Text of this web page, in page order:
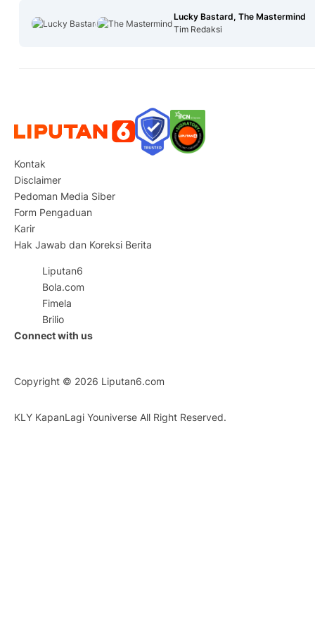
Lucky Bastard, The Mastermind
Tim Redaksi
Kontak
Disclaimer
Pedoman Media Siber
Form Pengaduan
Karir
Hak Jawab dan Koreksi Berita
Liputan6
Bola.com
Fimela
Brilio
Connect with us
Copyright © 2026 Liputan6.com
KLY KapanLagi Youniverse All Right Reserved.